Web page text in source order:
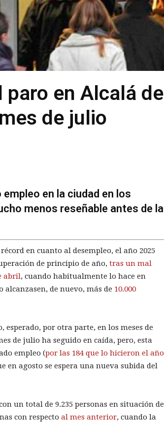
en Alcalá de
de julio
en la ciudad en los
menos reseñable antes de la
en cuanto al desempleo, el año 2025
de principio de año, tras un mal
abril, cuando habitualmente lo hace en
de nuevo, más de 10.000
esperado, por otra parte, en los meses de
de julio ha seguido en caída, pero, esta
empleo (por las 184 que lo hicieron el año
en agosto se espera una nueva subida del
un total de 9.235 personas en situación de
con respecto al mes anterior, cuando la